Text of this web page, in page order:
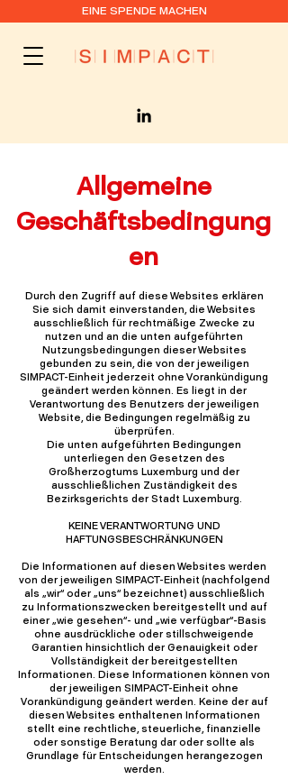
EINE SPENDE MACHEN
Allgemeine
Geschäftsbedingung
en
Durch den Zugriff auf diese Websites erklären
Sie sich damit einverstanden, die Websites
ausschließlich für rechtmäßige Zwecke zu
nutzen und an die unten aufgeführten
Nutzungsbedingungen dieser Websites
gebunden zu sein, die von der jeweiligen
SIMPACT-Einheit jederzeit ohne Vorankündigung
geändert werden können. Es liegt in der
Verantwortung des Benutzers der jeweiligen
Website, die Bedingungen regelmäßig zu
überprüfen.
Die unten aufgeführten Bedingungen
unterliegen den Gesetzen des
Großherzogtums Luxemburg und der
ausschließlichen Zuständigkeit des
Bezirksgerichts der Stadt Luxemburg.
KEINE VERANTWORTUNG UND
HAFTUNGSBESCHRÄNKUNGEN
Die Informationen auf diesen Websites werden
von der jeweiligen SIMPACT-Einheit (nachfolgend
als „wir“ oder „uns“ bezeichnet) ausschließlich
zu Informationszwecken bereitgestellt und auf
einer „wie gesehen“- und „wie verfügbar“-Basis
ohne ausdrückliche oder stillschweigende
Garantien hinsichtlich der Genauigkeit oder
Vollständigkeit der bereitgestellten
Informationen. Diese Informationen können von
der jeweiligen SIMPACT-Einheit ohne
Vorankündigung geändert werden. Keine der auf
diesen Websites enthaltenen Informationen
stellt eine rechtliche, steuerliche, finanzielle
oder sonstige Beratung dar oder sollte als
Grundlage für Entscheidungen herangezogen
werden.